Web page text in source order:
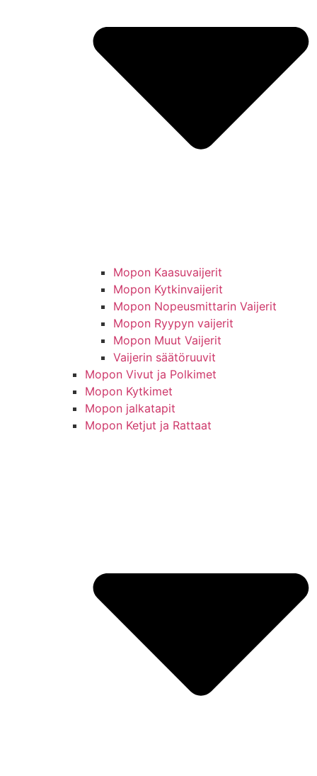
Mopon Kaasuvaijerit
Mopon Kytkinvaijerit
Mopon Nopeusmittarin Vaijerit
Mopon Ryypyn vaijerit
Mopon Muut Vaijerit
Vaijerin säätöruuvit
Mopon Vivut ja Polkimet
Mopon Kytkimet
Mopon jalkatapit
Mopon Ketjut ja Rattaat